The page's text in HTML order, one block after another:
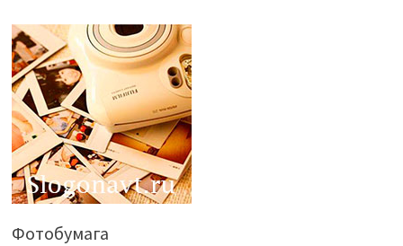
Фотобумага